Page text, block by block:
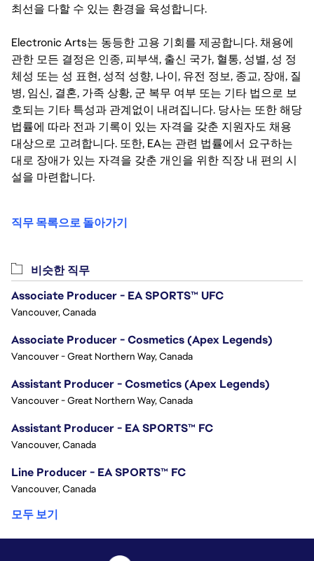
최선을 다할 수 있는 환경을 육성합니다.
Electronic Arts는 동등한 고용 기회를 제공합니다. 채용에
관한 모든 결정은 인종, 피부색, 출신 국가, 혈통, 성별, 성 정
체성 또는 성 표현, 성적 성향, 나이, 유전 정보, 종교, 장애, 질
병, 임신, 결혼, 가족 상황, 군 복무 여부 또는 기타 법으로 보
호되는 기타 특성과 관계없이 내려집니다. 당사는 또한 해당
법률에 따라 전과 기록이 있는 자격을 갖춘 지원자도 채용
대상으로 고려합니다. 또한, EA는 관련 법률에서 요구하는
대로 장애가 있는 자격을 갖춘 개인을 위한 직장 내 편의 시
설을 마련합니다.
직무 목록으로 돌아가기
비슷한 직무
Associate Producer - EA SPORTS™ UFC
Vancouver, Canada
Associate Producer - Cosmetics (Apex Legends)
Vancouver - Great Northern Way, Canada
Assistant Producer - Cosmetics (Apex Legends)
Vancouver - Great Northern Way, Canada
Assistant Producer - EA SPORTS™ FC
Vancouver, Canada
Line Producer - EA SPORTS™ FC
Vancouver, Canada
모두 보기